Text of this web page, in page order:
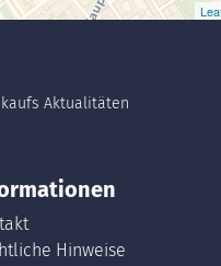
Aktualitäten
Hinweise